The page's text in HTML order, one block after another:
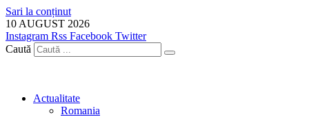
Sari la conținut
10 AUGUST 2026
Instagram Rss Facebook Twitter
Caută
Actualitate
Romania